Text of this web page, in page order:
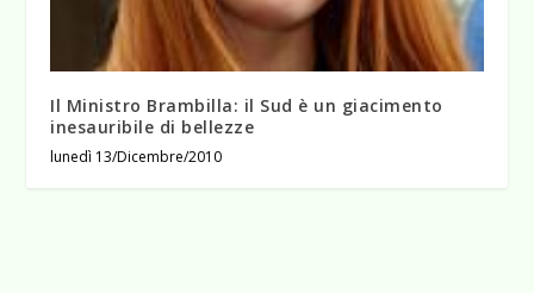
Il Ministro Brambilla: il Sud è un giacimento
inesauribile di bellezze
lunedì 13/Dicembre/2010